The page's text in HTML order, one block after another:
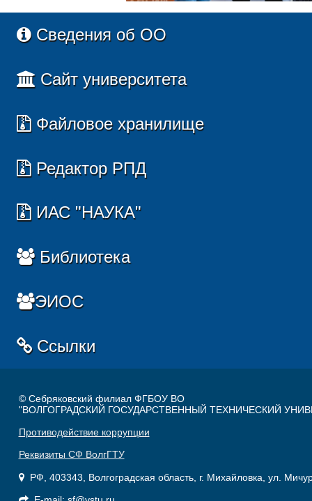
Сведения об ОО
Сайт университета
Файловое хранилище
Редактор РПД
ИАС "НАУКА"
Библиотека
ЭИОС
Ссылки
© Себряковский филиал ФГБОУ ВО
"ВОЛГОГРАДСКИЙ ГОСУДАРСТВЕННЫЙ ТЕХНИЧЕСКИЙ
Противодействие коррупции
Реквизиты СФ ВолгГТУ
РФ, 403343, Волгоградская область, г. Михайловка, ул.